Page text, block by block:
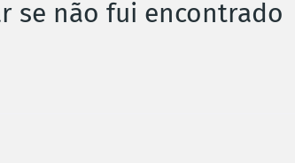
se não fui encontrado